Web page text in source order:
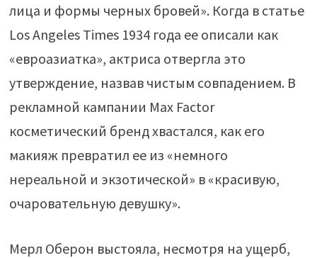
лица и формы черных бровей». Когда в статье
Los Angeles Times 1934 года ее описали как
«евроазиатка», актриса отвергла это
утверждение, назвав чистым совпадением. В
рекламной кампании Max Factor
косметический бренд хвастался, как его
макияж превратил ее из «немного
нереальной и экзотической» в «красивую,
очаровательную девушку».
Мерл Оберон выстояла, несмотря на ущерб,